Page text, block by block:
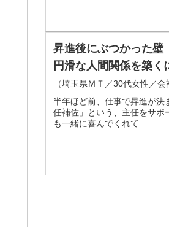
昇進後にぶつかった壁
円滑な人間関係を築く
（埼玉県ＭＴ／30代女性／会
半年ほど前、仕事で昇進が決
任補佐」という、主任をサポ
も一緒に喜んでくれて...